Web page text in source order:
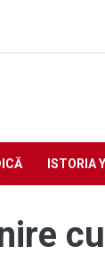
ISTORIA